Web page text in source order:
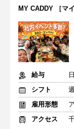
MY CADDY ［マ
給与
シフト
雇用形態
アクセス